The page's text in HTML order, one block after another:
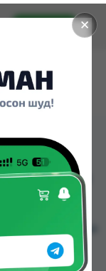
✕
Установить
№10
или
Амирӣ,
Вита,
до 258.80